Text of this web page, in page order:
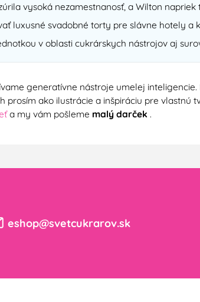
vysoká nezamestnanosť, a Wilton napriek
luxusné svadobné torty pre slávne hotely a
v oblasti cukrárskych nástrojov aj
generatívne nástroje umelej
ako ilustrácie a inšpiráciu pre vlastnú
a my vám pošleme malý darček .
eshop@svetcukrarov.sk